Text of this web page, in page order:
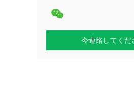
今連絡してくだ